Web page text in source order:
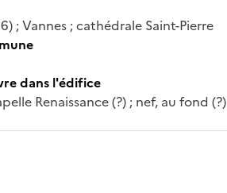
; Vannes ; cathédrale Saint-Pierre
dans l'édifice
Renaissance (?) ; nef, au fond (?)